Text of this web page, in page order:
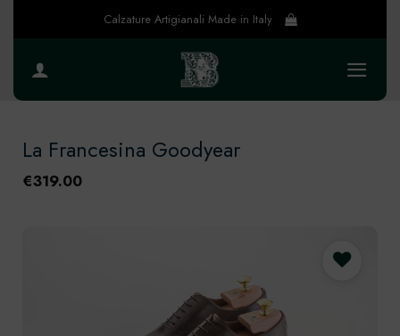
Calzature Artigianali Made in Italy
La Francesina Goodyear
€319.00
Preferiti